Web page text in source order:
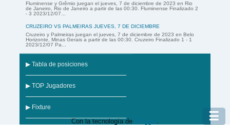
Fluminense y Grêmio juegan el jueves, 7 de diciembre de 2023 en Rio
de Janeiro, Rio de Janeiro a partir de las 00:30. Fluminense Finalizado 2
- 3 2023/12/07...
CRUZEIRO VS PALMEIRAS JUEVES, 7 DE DICIEMBRE
Cruzeiro y Palmeiras juegan el jueves, 7 de diciembre de 2023 en Belo
Horizonte, Minas Gerais a partir de las 00:30. Cruzeiro Finalizado 1 - 1
2023/12/07 Pa...
☰
▶ Tabla de posiciones
▶ TOP Jugadores
▶ Fixture
Con la tecnología de .